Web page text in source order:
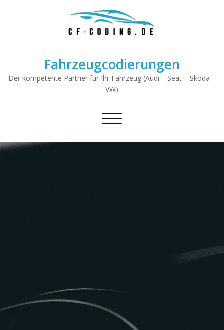
Fahrzeugcodierungen
Der kompetente Partner für Ihr Fahrzeug (Audi – Seat – Skoda –
VW)
Schalte Navigation